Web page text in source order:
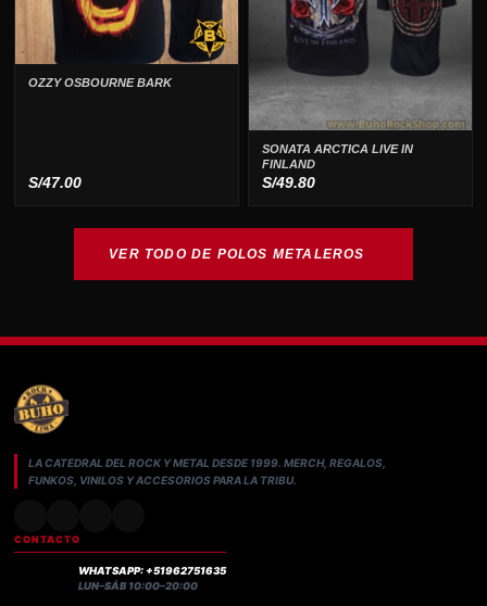
OZZY OSBOURNE BARK
S/47.00
SONATA ARCTICA LIVE IN
FINLAND
S/49.80
VER TODO DE POLOS METALEROS
LA CATEDRAL DEL ROCK Y METAL DESDE 1999. MERCH, REGALOS,
FUNKOS, VINILOS Y ACCESORIOS PARA LA TRIBU.
CONTACTO
WHATSAPP: +51962751635
LUN–SÁB 10:00–20:00